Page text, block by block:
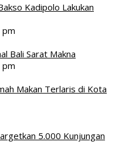
Kadipolo Lakukan
Bali Sarat Makna
Makan Terlaris di Kota
5.000 Kunjungan